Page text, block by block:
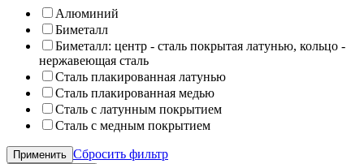
Алюминий
Биметалл
Биметалл: центр - сталь покрытая латунью, кольцо -
нержавеющая сталь
Сталь плакированная латунью
Сталь плакированная медью
Сталь с латунным покрытием
Сталь с медным покрытием
Применить Сбросить фильтр